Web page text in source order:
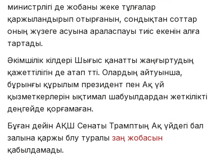
министрлігі де жобаны жеке тұлғалар
қаржыландырып отырғанын, сондықтан соттар
оның жүзеге асуына араласпауы тиіс екенін алға
тартады.
Әкімшілік өкілдері Шығыс қанатты жаңғыртудың
қажеттілігін де атап өтті. Олардың айтуынша,
бұрынғы құрылым президент пен Ақ үй
қызметкерлерін ықтимал шабуылдардан жеткілікті
деңгейде қорғамаған.
Бұған дейін АҚШ Сенаты Трамптың Ақ үйдегі бал
залына қаржы бөлу туралы заң жобасын
қабылдамады.